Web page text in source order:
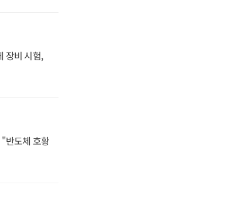
장비 시험,
반도체 호황